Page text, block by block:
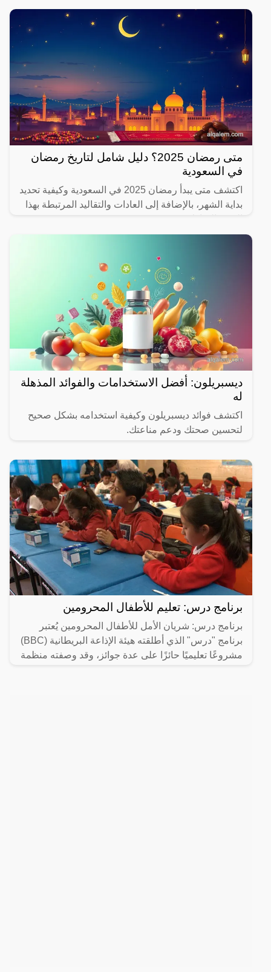
متى رمضان 2025؟ دليل شامل لتاريخ رمضان
في السعودية
اكتشف متى يبدأ رمضان 2025 في السعودية وكيفية تحديد
بداية الشهر، بالإضافة إلى العادات والتقاليد المرتبطة بهذا
ديسبريلون: أفضل الاستخدامات والفوائد المذهلة
له
اكتشف فوائد ديسبريلون وكيفية استخدامه بشكل صحيح
لتحسين صحتك ودعم مناعتك.
برنامج درس: تعليم للأطفال المحرومين
برنامج درس: شريان الأمل للأطفال المحرومين يُعتبر
برنامج "درس" الذي أطلقته هيئة الإذاعة البريطانية (BBC)
مشروعًا تعليميًا حائزًا على عدة جوائز، وقد وصفته منظمة